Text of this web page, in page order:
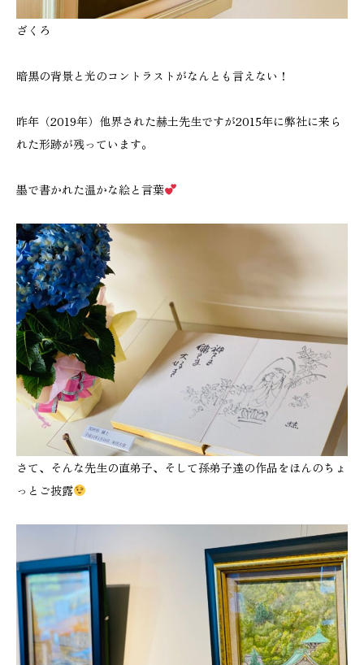
ざくろ
暗黒の背景と光のコントラストがなんとも言えない！
昨年（2019年）他界された赫土先生ですが2015年に弊社に来ら
れた形跡が残っています。
墨で書かれた温かな絵と言葉
さて、そんな先生の直弟子、そして孫弟子達の作品をほんのちょ
っとご披露